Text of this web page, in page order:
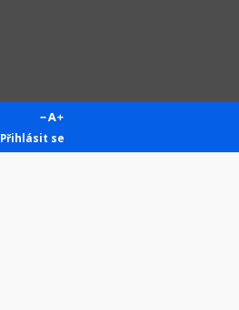
Přihlásit se